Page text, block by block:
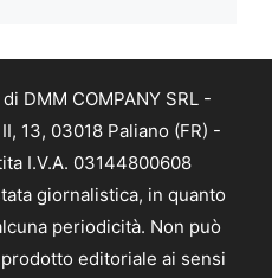
DMM COMPANY SRL -
13, 03018 Paliano (FR) -
I.V.A. 03144800608
giornalistica, in quanto
periodicità. Non può
editoriale ai sensi